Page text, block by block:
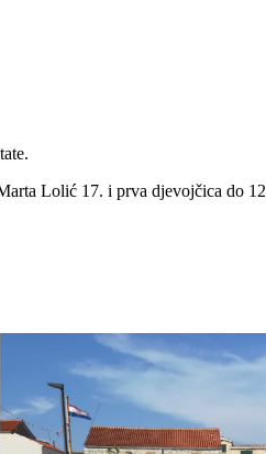
Lolić 17. i prva djevojčica do